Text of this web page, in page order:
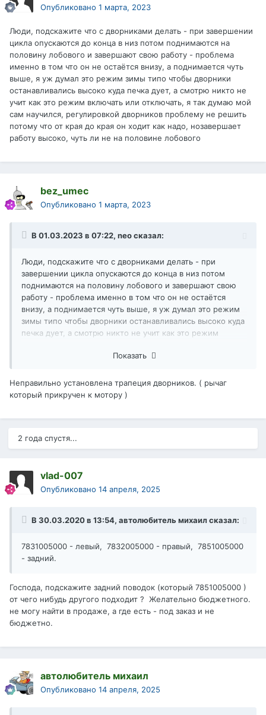
Опубликовано 1 марта, 2023
Люди, подскажите что с дворниками делать - при завершении
цикла опускаются до конца в низ потом поднимаются на
половину лобового и завершают свою работу - проблема
именно в том что он не остаётся внизу, а поднимается чуть
выше, я уж думал это режим зимы типо чтобы дворники
останавливались высоко куда печка дует, а смотрю никто не
учит как это режим включать или отключать, я так думаю мой
сам научился, регулировкой дворников проблему не решить
потому что от края до края он ходит как надо, нозавершает
работу высоко, чуть ли не на половине лобового
bez_umec
Опубликовано 1 марта, 2023
В 01.03.2023 в 07:22, neoсказал:
Люди, подскажите что с дворниками делать - при
завершении цикла опускаются до конца в низ потом
поднимаются на половину лобового и завершают свою
работу - проблема именно в том что он не остаётся
внизу, а поднимается чуть выше, я уж думал это режим
зимы типо чтобы дворники останавливались высоко куда
печка дует, а смотрю никто не учит как это режим
регулировкой дворников проблему не решить потому что
высоко, чуть ли не на половине лобового
Показать
Неправильно установлена трапеция дворников. ( рычаг
который прикручен к мотору )
2 года спустя...
vlad-007
Опубликовано 14 апреля, 2025
В 30.03.2020 в 13:54, автолюбитель михаил сказал:
7831005000 - левый, 7832005000 - правый, 7851005000
- задний.
Господа, подскажите задний поводок (который 7851005000 )
от чего нибудь другого подходит ? Желательно бюджетного.
не могу найти в продаже, а где есть - под заказ и не
бюджетно.
автолюбитель михаил
Опубликовано 14 апреля, 2025